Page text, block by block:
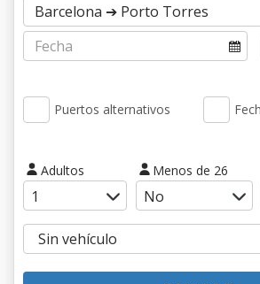
Puertos alternativos
Adultos Menos de 26